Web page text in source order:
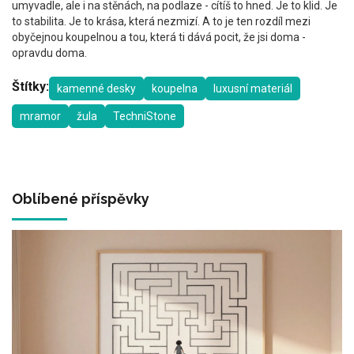
umyvadle, ale i na stěnách, na podlaze - cítíš to hned. Je to klid. Je
to stabilita. Je to krása, která nezmizí. A to je ten rozdíl mezi
obyčejnou koupelnou a tou, která ti dává pocit, že jsi doma -
opravdu doma.
Štítky: kamenné desky koupelna luxusní materiál
mramor žula TechniStone
Oblíbené příspěvky